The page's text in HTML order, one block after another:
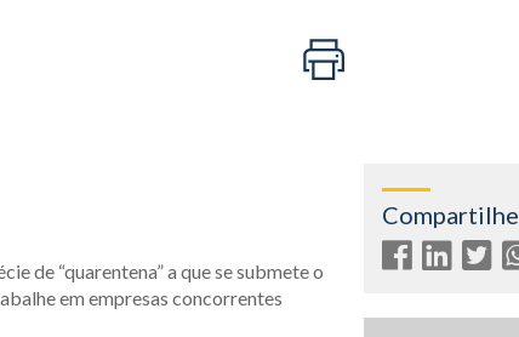
de “quarentena” a que se submete o
em empresas concorrentes
Compartilhe